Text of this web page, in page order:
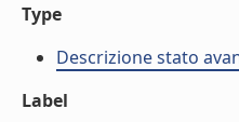
Type
Descrizione stato
Label